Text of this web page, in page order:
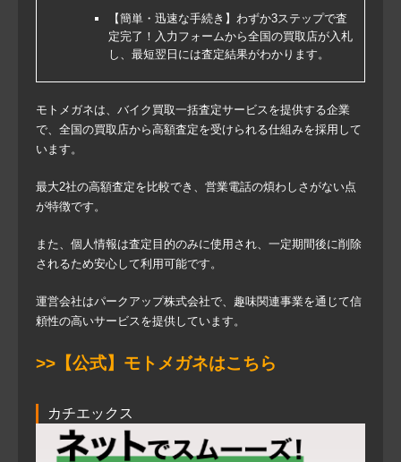
【簡単・迅速な手続き】わずか3ステップで査
定完了！入力フォームから全国の買取店が入札
し、最短翌日には査定結果がわかります。
モトメガネは、バイク買取一括査定サービスを提供する企業
で、全国の買取店から高額査定を受けられる仕組みを採用して
います。
最大2社の高額査定を比較でき、営業電話の煩わしさがない点
が特徴です。
また、個人情報は査定目的のみに使用され、一定期間後に削除
されるため安心して利用可能です。
運営会社はパークアップ株式会社で、趣味関連事業を通じて信
頼性の高いサービスを提供しています。
>>【公式】モトメガネはこちら
カチエックス